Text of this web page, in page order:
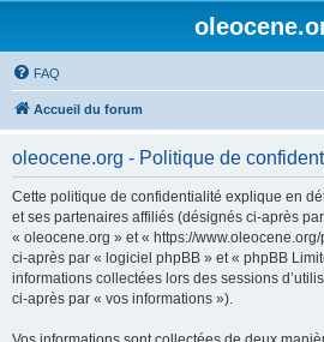
FAQ
Accueil du forum
oleocene.org - Politique de
Cette politique de confidentialité explique en
et ses partenaires affiliés (désignés ci-après
« oleocene.org » et « https://
ci-après par « logiciel phpBB » et « phpBB
informations collectées lors des sessions
ci-après par « vos informations »).